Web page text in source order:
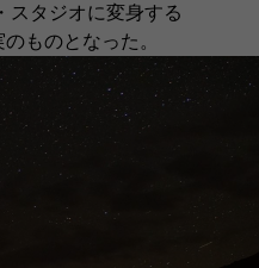
スタジオに変身する
のものとなった。